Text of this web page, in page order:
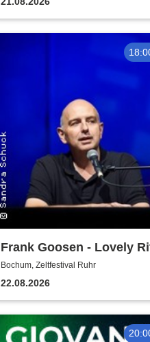
Frank Goosen - Lovely
Bochum, Zeltfestival Ruhr
22.08.2026